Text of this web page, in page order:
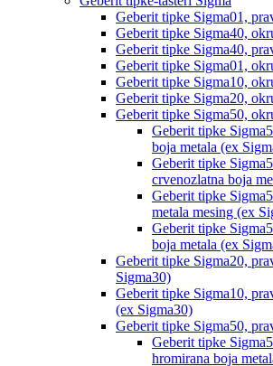
Geberit tipke Sigma01,
Geberit tipke Sigma40,
Geberit tipke Sigma40,
Geberit tipke Sigma01,
Geberit tipke Sigma10,
Geberit tipke Sigma20,
Geberit tipke Sigma50,
Geberit tipke
boja metala (ex
Geberit tipke
crvenozlatna boja
Geberit tipke
metala mesing (ex
Geberit tipke
boja metala (ex
Geberit tipke Sigma20,
Sigma30)
Geberit tipke Sigma10,
(ex Sigma30)
Geberit tipke Sigma50,
Geberit tipke
hromirana boja